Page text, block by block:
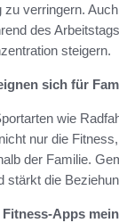
zu verringern.
des
steigern.
sich für
wie
nur die
der Familie.
stärkt die
Apps